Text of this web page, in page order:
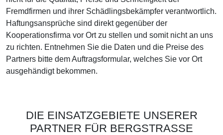
Fremdfirmen und ihrer Schädlingsbekämpfer verantwortlich.
Haftungsansprüche sind direkt gegenüber der
Kooperationsfirma vor Ort zu stellen und somit nicht an uns
zu richten. Entnehmen Sie die Daten und die Preise des
Partners bitte dem Auftragsformular, welches Sie vor Ort
ausgehändigt bekommen.
DIE EINSATZGEBIETE UNSERER
PARTNER FÜR BERGSTRASSE